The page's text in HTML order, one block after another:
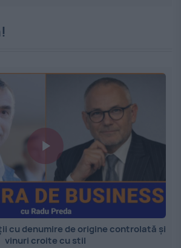
cu denumire de origine controlată și
vinuri croite cu stil